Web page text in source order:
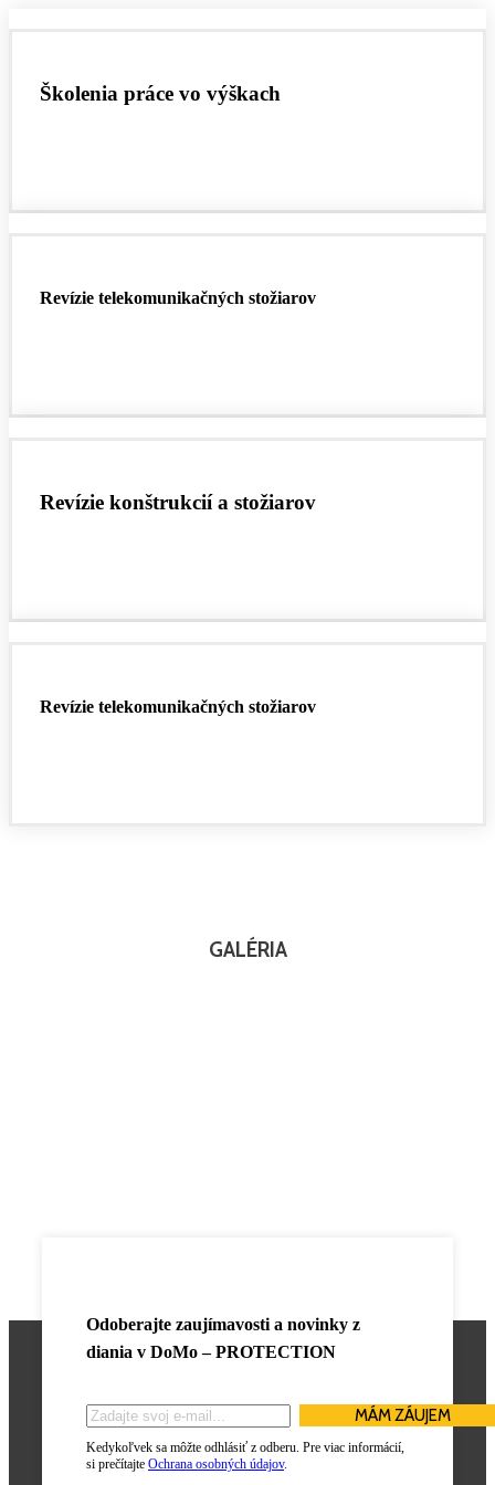
Školenia práce vo výškach
Revízie telekomunikačných stožiarov
Revízie konštrukcií a stožiarov
Revízie telekomunikačných stožiarov
GALÉRIA
Odoberajte zaujímavosti a novinky z
diania v DoMo – PROTECTION
Kedykoľvek sa môžte odhlásiť z odberu. Pre viac informácií,
si prečítajte Ochrana osobných údajov.